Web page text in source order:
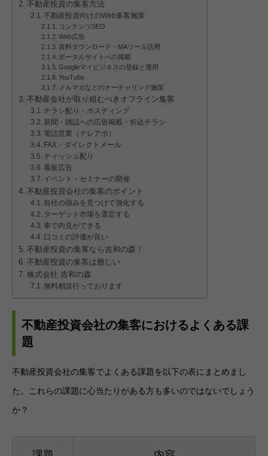
不動産投資の集客方法
不動産投資向けのWeb集客施策
コンテンツSEO
Web広告
資料ダウンロード・MAツール活用
ポータルサイトへの掲載
Googleマイビジネスの登録と運用
YouTube
メルマガなどのナーチャリング施策
不動産会社が取り組むべきオフライン集客
チラシ配り・ポスティング
新聞・雑誌への広告掲載・折込チラシ
電話営業（テレアポ）
FAX・ダイレクトメール
ティッシュ配り
看板広告
イベント・セミナーの開催
不動産投資会社の集客のポイント
自社の強みを見つけて強化する
ターゲット市場を選定する
車で内見ができる
口コミの評価が良い
不動産投資の集客なら吉和の森！
不動産投資の集客は難しい
株式会社 吉和の森
無料相談行っております
不動産投資会社の集客におけるよくある課
題
不動産投資会社の集客でよくある課題を以下の表にまとめまし
た。これらの課題に心当たりがある方も多いのではないでしょう
か？